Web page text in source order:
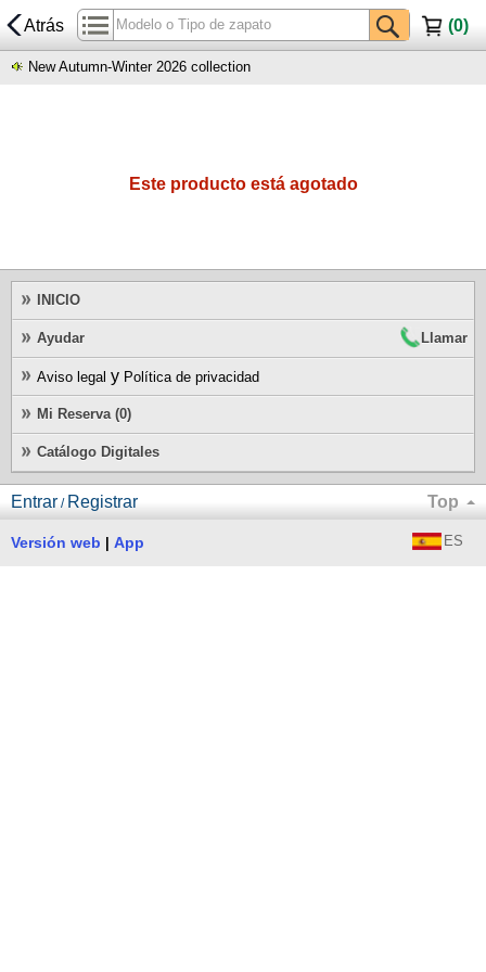
Atrás (0)
New Autumn-Winter 2026 collection
Este producto está agotado
INICIO
Ayudar Llamar
Aviso legal y Política de privacidad
Mi Reserva (0)
Catálogo Digitales
Entrar / Registrar Top
Versión web App ES